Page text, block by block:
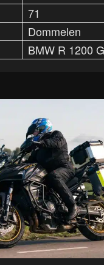
71
Dommelen
BMW R 1200